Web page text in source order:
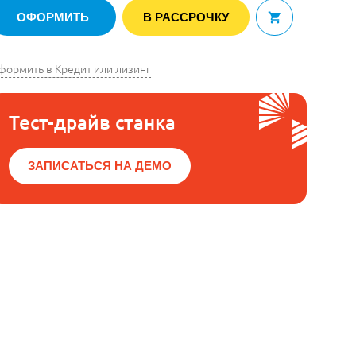
ОФОРМИТЬ В РАССРОЧКУ В корзину
в Кредит или лизинг
Тест-драйв станка
ЗАПИСАТЬСЯ НА ДЕМО